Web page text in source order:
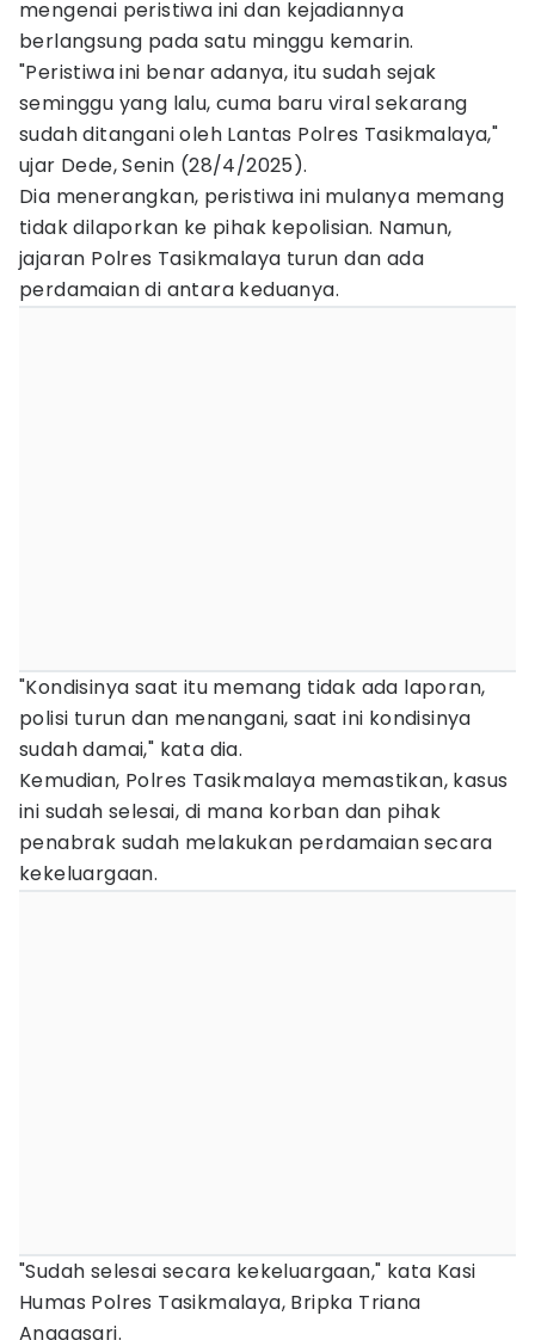
mengenai peristiwa ini dan kejadiannya
berlangsung pada satu minggu kemarin.
"Peristiwa ini benar adanya, itu sudah sejak
seminggu yang lalu, cuma baru viral sekarang
sudah ditangani oleh Lantas Polres Tasikmalaya,"
ujar Dede, Senin (28/4/2025).
Dia menerangkan, peristiwa ini mulanya memang
tidak dilaporkan ke pihak kepolisian. Namun,
jajaran Polres Tasikmalaya turun dan ada
perdamaian di antara keduanya.
"Kondisinya saat itu memang tidak ada laporan,
polisi turun dan menangani, saat ini kondisinya
sudah damai," kata dia.
Kemudian, Polres Tasikmalaya memastikan, kasus
ini sudah selesai, di mana korban dan pihak
penabrak sudah melakukan perdamaian secara
kekeluargaan.
"Sudah selesai secara kekeluargaan," kata Kasi
Humas Polres Tasikmalaya, Bripka Triana
Anggasari.